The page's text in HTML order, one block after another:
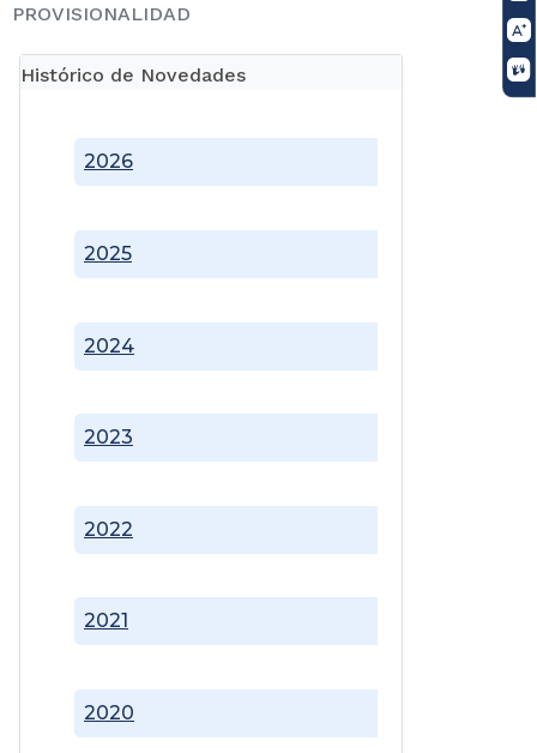
PROVISIONALIDAD
Histórico de Novedades
2020
2021
2022
2023
2024
2025
2026